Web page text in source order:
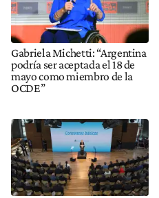
Gabriela Michetti: “Argentina
podría ser aceptada el 18 de
mayo como miembro de la
OCDE”